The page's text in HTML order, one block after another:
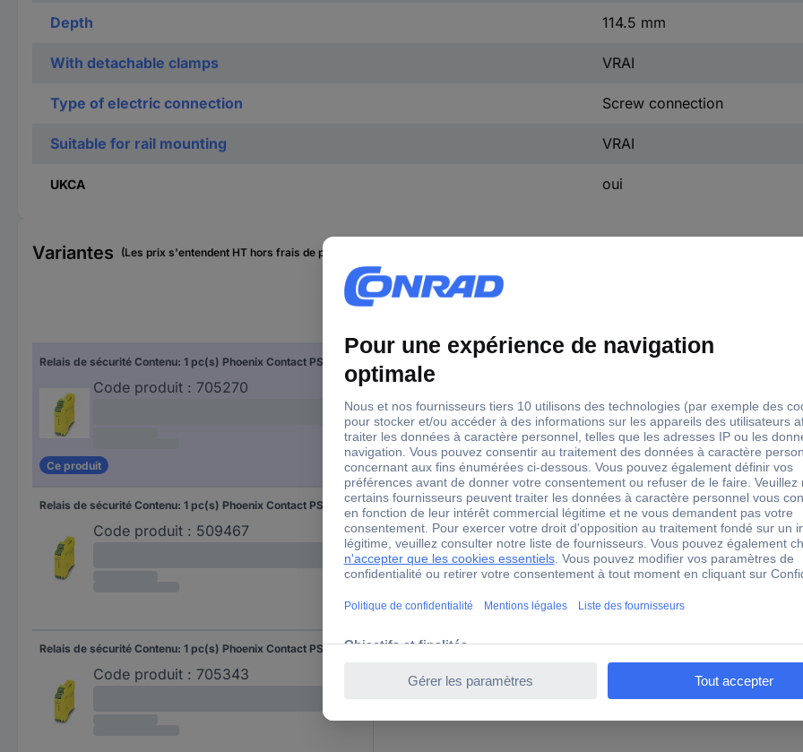
Depth 114.5 mm
With detachable clamps VRAI
Type of electric connection Screw connection
Suitable for rail mounting VRAI
UKCA oui
Variantes (Les prix s'entendent HT hors frais de port)
Code produit : 705270
Ce produit
Relais de sécurité Contenu: 1 pc(s) Phoenix Contact PSR-SPP- 24UC/ESA4/2X1/1X2 2963938
Code produit : 509467
Relais de sécurité Contenu: 1 pc(s) Phoenix Contact PSR-SCP- 24UC/ESA4/2X1/1X2 2963750
Code produit : 705343